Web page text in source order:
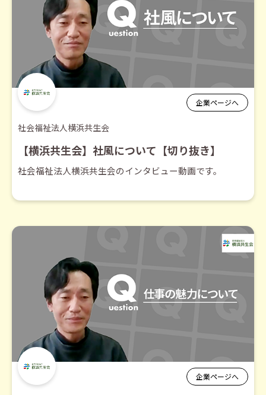
企業ページへ
社会福祉法人横浜共生会
【横浜共生会】社風について【切り抜き】
社会福祉法人横浜共生会のインタビュー動画です。
企業ページへ